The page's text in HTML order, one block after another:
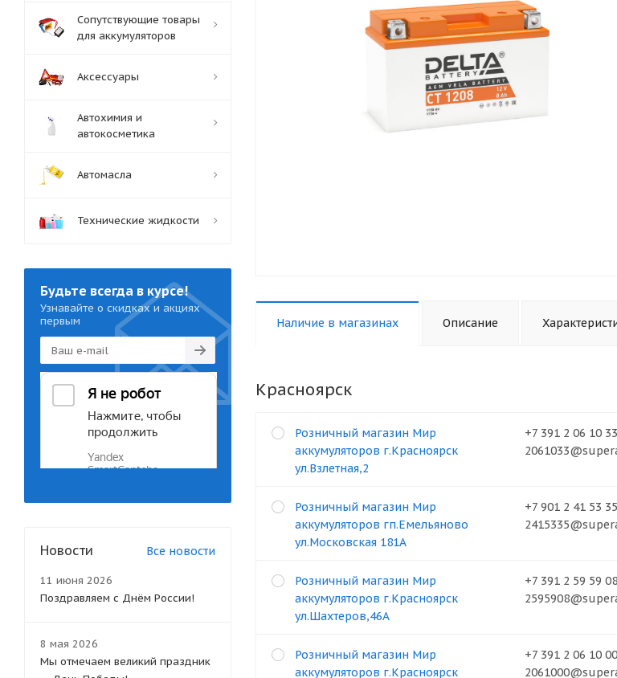
Наличие в магазинах Описание
Красноярск
+7 391 2 06 10 33
Розничный магазин Мир
аккумуляторов г.Красноярск
ул.Взлетная,2
+7 901 2 41 53 35
Розничный магазин Мир
аккумуляторов гп.Емельяново
ул.Московская 181А
+7 391 2 59 59 08
Розничный магазин Мир
аккумуляторов г.Красноярск
ул.Шахтеров,46А
+7 391 2 06 10 00
Розничный магазин Мир
аккумуляторов г.Красноярск
Сопутствующие товары
для аккумуляторов
Аксессуары
Автохимия и
автокосметика
Автомасла
Технические жидкости
Будьте всегда в курсе!
Узнавайте о скидках и акциях
первым
Новости Все новости
11 июня 2026
Поздравляем с Днём России!
8 мая 2026
Мы отмечаем великий праздник